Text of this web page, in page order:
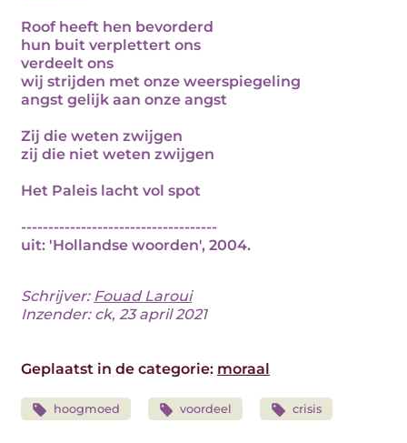
Roof heeft hen bevorderd
hun buit verplettert ons
verdeelt ons
wij strijden met onze weerspiegeling
angst gelijk aan onze angst
Zij die weten zwijgen
zij die niet weten zwijgen
Het Paleis lacht vol spot
------------------------------------
uit: 'Hollandse woorden', 2004.
Schrijver: Fouad Laroui
Inzender: ck, 23 april 2021
Geplaatst in de categorie: moraal
hoogmoed voordeel crisis